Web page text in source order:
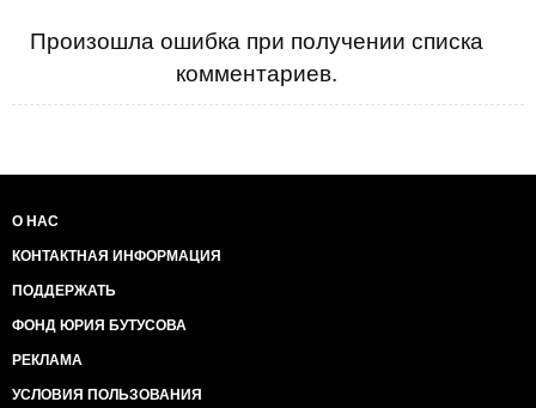
Произошла ошибка при получении списка
комментариев.
О НАС
КОНТАКТНАЯ ИНФОРМАЦИЯ
ПОДДЕРЖАТЬ
ФОНД ЮРИЯ БУТУСОВА
РЕКЛАМА
УСЛОВИЯ ПОЛЬЗОВАНИЯ